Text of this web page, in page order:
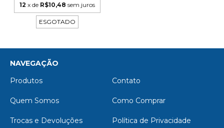
12 x de R$10,48 sem juros
ESGOTADO
NAVEGAÇÃO
Produtos
Contato
Quem Somos Como Comprar
Trocas e Devoluções Política de Privacidade